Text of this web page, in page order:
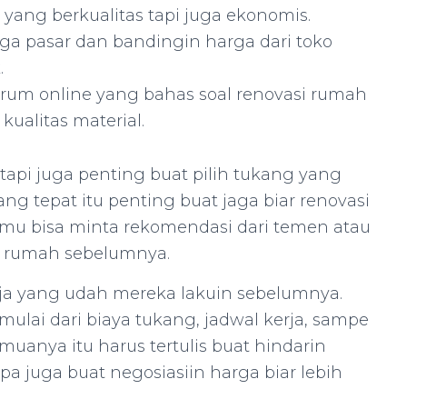
berkualitas tapi juga ekonomis.
pasar dan bandingin harga dari toko
online yang bahas soal renovasi rumah
material.
juga penting buat pilih tukang yang
tepat itu penting buat jaga biar renovasi
bisa minta rekomendasi dari temen atau
sebelumnya.
yang udah mereka lakuin sebelumnya.
dari biaya tukang, jadwal kerja, sampe
itu harus tertulis buat hindarin
juga buat negosiasiin harga biar lebih